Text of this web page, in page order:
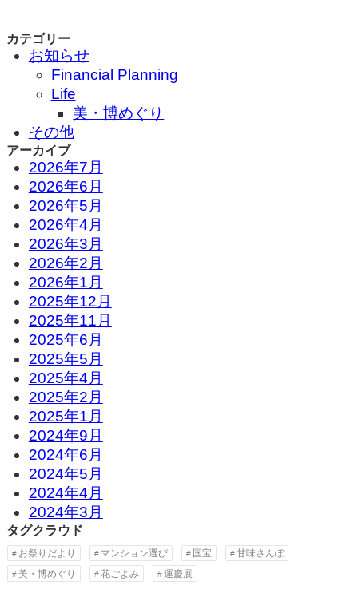
カテゴリー
お知らせ
Financial Planning
Life
美・博めぐり
その他
アーカイブ
2026年7月
2026年6月
2026年5月
2026年4月
2026年3月
2026年2月
2026年1月
2025年12月
2025年11月
2025年6月
2025年5月
2025年4月
2025年2月
2025年1月
2024年9月
2024年6月
2024年5月
2024年4月
2024年3月
タグクラウド
お祭りだより マンション選び 国宝
甘味さんぽ
美・博めぐり
花ごよみ 運慶展